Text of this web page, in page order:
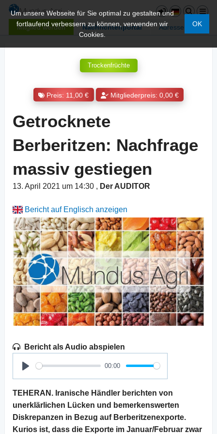
Mitglied werden Nachrichtenportal Adressen
Um unsere Webseite für Sie optimal zu gestalten und
fortlaufend verbessern zu können, verwenden wir
Cookies.
OK
Trockenfrüchte
Preis: 11,00 € Mitgliederpreis: 0,00 €
Getrocknete
Berberitzen: Nachfrage
massiv gestiegen
13. April 2021 um 14:30 , Der AUDITOR
Bericht auf Englisch anzeigen
Bericht als Audio abspielen
Play
00:00
TEHERAN. Iranische Händler berichten von
unerklärlichen Lücken und bemerkenswerten
Diskrepanzen in Bezug auf Berberitzenexporte.
Kurios ist, dass die Exporte im Januar/Februar zwar